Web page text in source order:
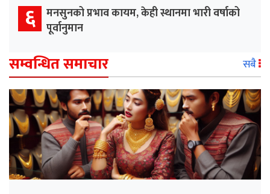
६ मनसुनको प्रभाव कायम, केही स्थानमा भारी वर्षाको
पूर्वानुमान
सम्वन्धित समाचार सबै